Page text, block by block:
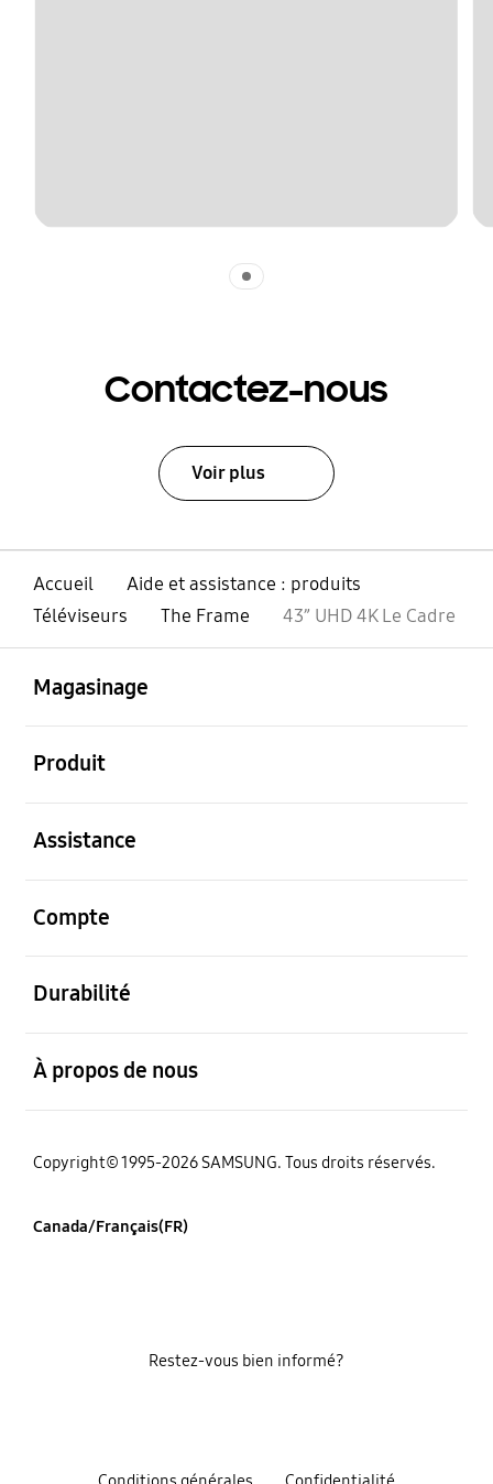
Contactez-nous
Voir plus
Accueil
Aide et assistance : produits
Téléviseurs
The Frame 43” UHD 4K Le Cadre
Magasinage
Produit
Assistance
Compte
Durabilité
À propos de nous
Copyright© 1995-2026 SAMSUNG. Tous droits réservés.
Canada/Français(FR)
Restez-vous bien informé?